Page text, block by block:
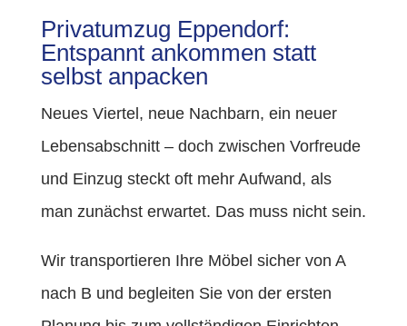
Privatumzug Eppendorf:
Entspannt ankommen statt
selbst anpacken
Neues Viertel, neue Nachbarn, ein neuer
Lebensabschnitt – doch zwischen Vorfreude
und Einzug steckt oft mehr Aufwand, als
man zunächst erwartet. Das muss nicht sein.
Wir transportieren Ihre Möbel sicher von A
nach B und begleiten Sie von der ersten